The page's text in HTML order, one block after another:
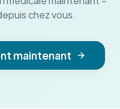
chez vous.
maintenant